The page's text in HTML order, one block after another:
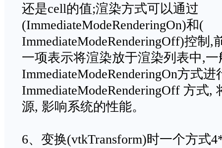
还是cell的值;渲染方式可以通过
(ImmediateModeRenderingOn)和(
ImmediateModeRenderingOff)控制
一项表示将渲染放于渲染列表中,一
ImmediateModeRenderingOn方式
ImmediateModeRenderingOff 方式
源, 影响系统的性能。
6、变换(vtkTransform)时一个方式